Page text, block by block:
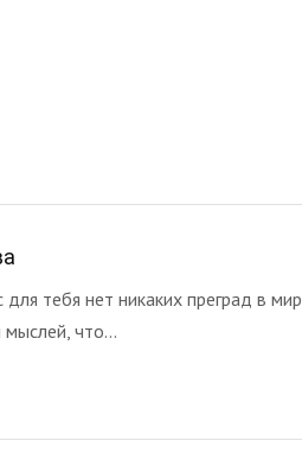
тебя нет никаких преград в
мыслей, что...